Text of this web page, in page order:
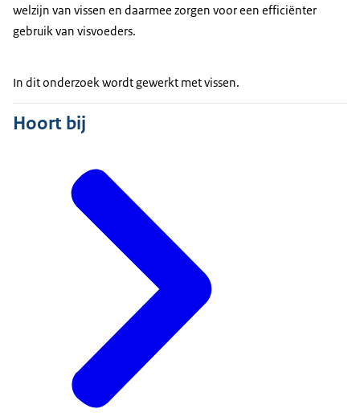
welzijn van vissen en daarmee zorgen voor een efficiënter
gebruik van visvoeders.
In dit onderzoek wordt gewerkt met vissen.
Hoort bij